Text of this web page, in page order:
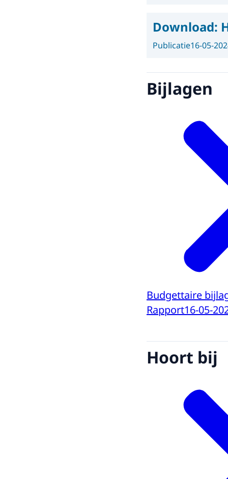
Download:
Publicatie16-05-
Bijlagen
Budgettaire
Rapport16-05-
Hoort bij